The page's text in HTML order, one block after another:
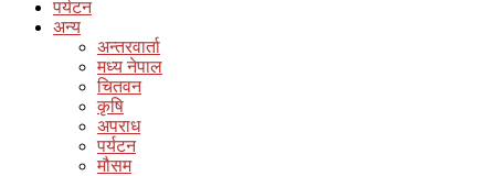
पर्यटन
अन्य
अन्तरवार्ता
मध्य नेपाल
चितवन
कृषि
अपराध
पर्यटन
मौसम